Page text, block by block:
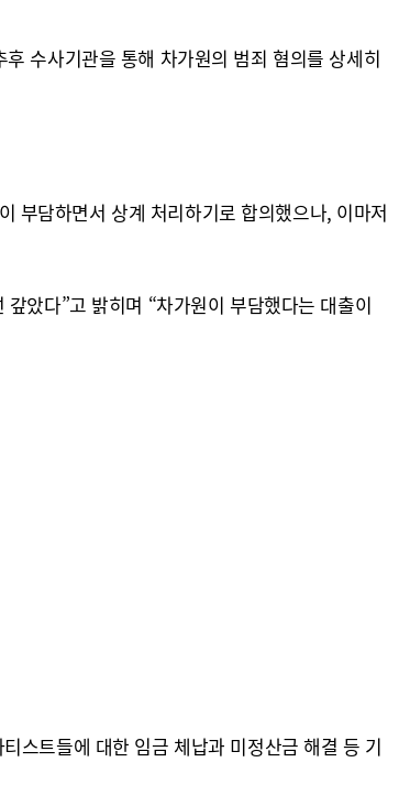
수사기관을 통해 차가원의 범죄 혐의를 상세히
부담하면서 상계 처리하기로 합의했으나, 이마저
았다”고 밝히며 “차가원이 부담했다는 대출이
스트들에 대한 임금 체납과 미정산금 해결 등 기